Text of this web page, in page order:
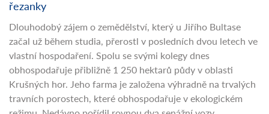
řezanky
Dlouhodobý zájem o zemědělství, který u Jiřího Bultase
začal už během studia, přerostl v posledních dvou letech ve
vlastní hospodaření. Spolu se svými kolegy dnes
obhospodařuje přibližně 1 250 hektarů půdy v oblasti
Krušných hor. Jeho farma je založena výhradně na trvalých
travních porostech, které obhospodařuje v ekologickém